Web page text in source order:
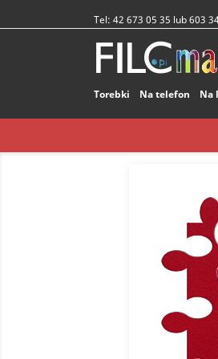
Tel: 42 673 05 35 lub 603
Torebki Na telefon Na